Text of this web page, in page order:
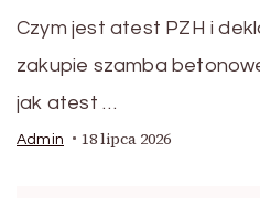
Czym jest atest PZH i
zakupie szamba
jak atest …
Admin 18 lipca 2026